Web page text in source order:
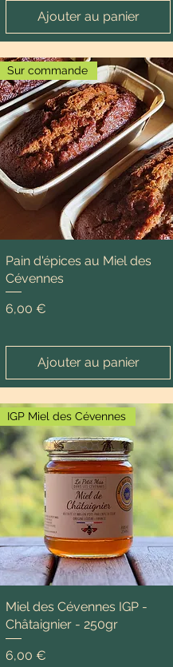
Ajouter au panier
Sur commande
Pain d'épices au Miel des
Cévennes
Prix
6,00 €
Ajouter au panier
IGP Miel des Cévennes
Miel des Cévennes IGP -
Châtaignier - 250gr
Prix
6,00 €